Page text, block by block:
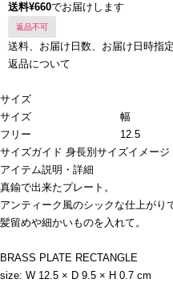
送料¥660でお届けします
返品不可
送料、お届け日数、お届け日時指
返品について
サイズ
サイズ
幅
フリー
12.5
サイズガイド 身長別サイズイメージ
アイテム説明・詳細
真鍮で出来たプレート。
アンティーク風のシックな仕上がり
髪留めや細かいものを入れて。
BRASS PLATE RECTANGLE
size: W 12.5 × D 9.5 × H 0.7 cm